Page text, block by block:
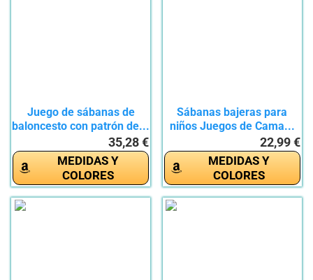
Juego de sábanas de
baloncesto con patrón de...
35,28 €
MEDIDAS Y
COLORES
Sábanas bajeras para
niños Juegos de Cama...
22,99 €
MEDIDAS Y
COLORES